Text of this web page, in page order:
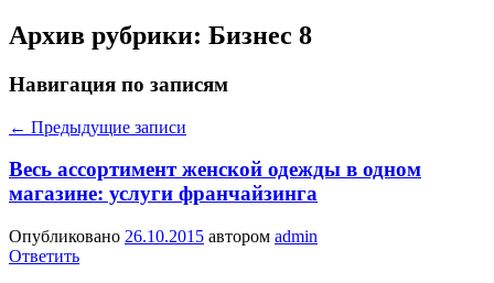
Архив рубрики: Бизнес 8
Навигация по записям
← Предыдущие записи
Весь ассортимент женской одежды в одном
магазине: услуги франчайзинга
Опубликовано 26.10.2015 автором admin
Ответить